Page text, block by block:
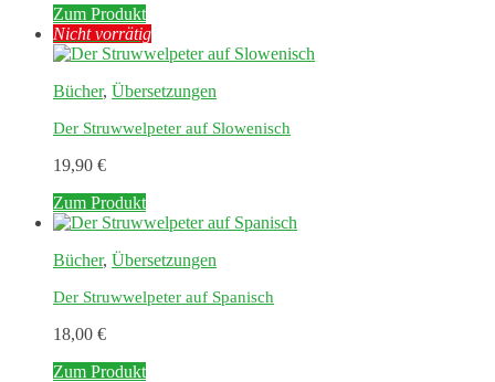
Zum Produkt
Nicht vorrätig
Bücher, Übersetzungen
Der Struwwelpeter auf Slowenisch
19,90 €
Zum Produkt
Bücher, Übersetzungen
Der Struwwelpeter auf Spanisch
18,00 €
Zum Produkt